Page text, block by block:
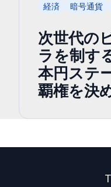
経済 暗号通貨
次世代の
ラを制す
本円ステ
覇権を決